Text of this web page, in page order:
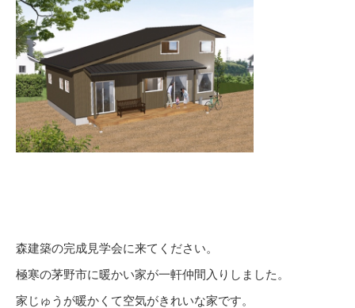
森建築の完成見学会に来てください。
極寒の茅野市に暖かい家が一軒仲間入りしました。
家じゅうが暖かくて空気がきれいな家です。